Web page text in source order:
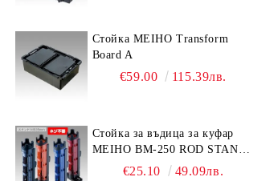
Стойка MEIHO Transform
Board A
€59.00 115.39лв.
Стойка за въдица за куфар
MEIHO BM-250 ROD STAND
-Light Blue/Black color
€25.10 49.09лв.